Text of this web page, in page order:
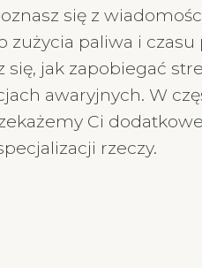
się z
paliwa i czasu
się, jak zapobiegać
awaryjnych. W
Ci
rzeczy.